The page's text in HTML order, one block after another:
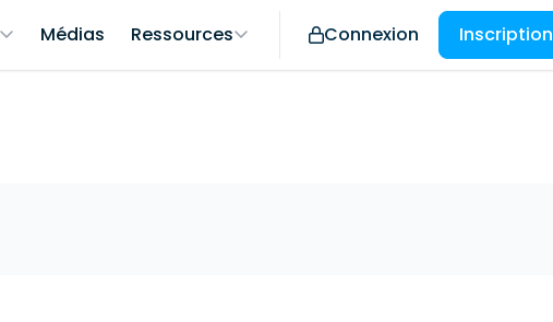
Médias Ressources Connexion Inscription